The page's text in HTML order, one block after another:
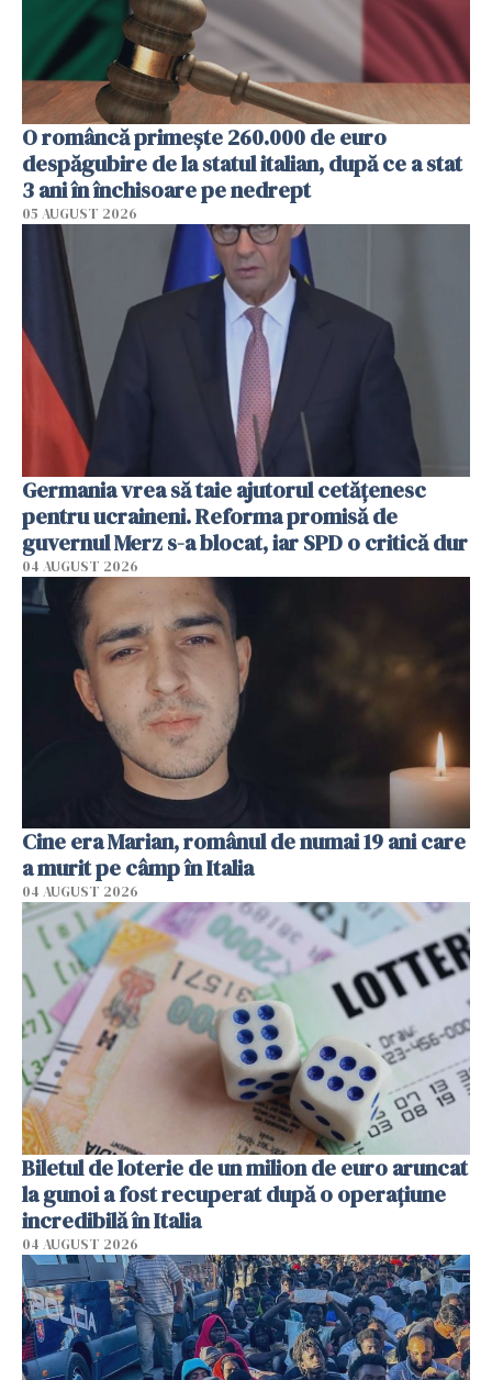
O româncă primește 260.000 de euro
despăgubire de la statul italian, după ce a stat
3 ani în închisoare pe nedrept
05 AUGUST 2026
Germania vrea să taie ajutorul cetățenesc
pentru ucraineni. Reforma promisă de
guvernul Merz s-a blocat, iar SPD o critică dur
04 AUGUST 2026
Cine era Marian, românul de numai 19 ani care
a murit pe câmp în Italia
04 AUGUST 2026
Biletul de loterie de un milion de euro aruncat
la gunoi a fost recuperat după o operațiune
incredibilă în Italia
04 AUGUST 2026